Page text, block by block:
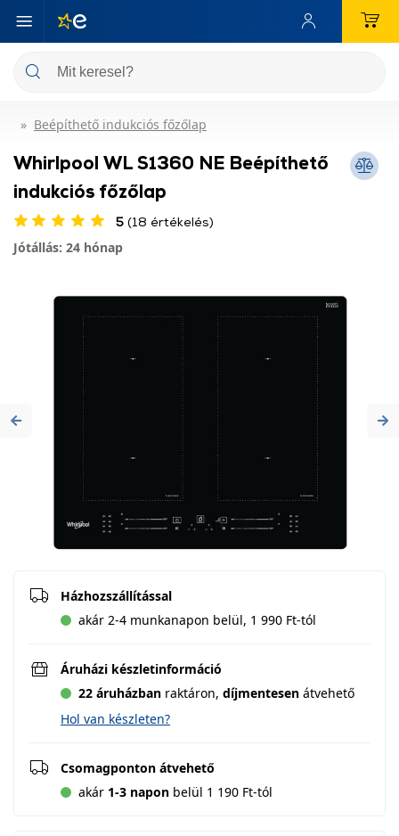
Beépíthető indukciós főzőlap
Whirlpool WL S1360 NE Beépíthető
indukciós főzőlap
5 (18 értékelés)
Jótállás: 24 hónap
Previous
Házhozszállítással
akár 2-4 munkanapon belül, 1 990 Ft-tól
Áruházi készletinformáció
22 áruházban raktáron, díjmentesen átvehető
Hol van készleten?
Csomagponton átvehető
akár 1-3 napon belül 1 190 Ft-tól